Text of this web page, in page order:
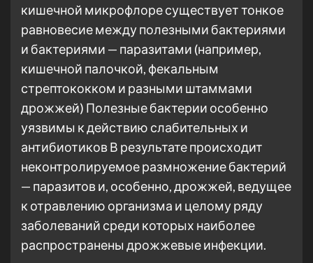
кишечной микрофлоре существует тонкое
равновесие между полезными бактериями
и бактериями — паразитами (например,
кишечной палочкой, фекальным
стрептококком и разными штаммами
дрожжей) Полезные бактерии особенно
уязвимы к действию слабительных и
антибиотиков В результате происходит
неконтролируемое размножение бактерий
— паразитов и, особенно, дрожжей, ведущее
к отравлению организма и целому ряду
заболеваний среди которых наиболее
распространены дрожжевые инфекции.